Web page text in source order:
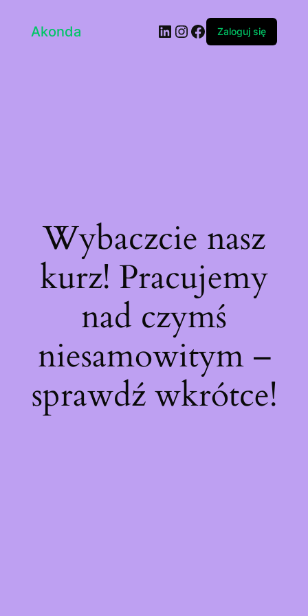
Akonda LinkedIn
Instagram
Facebook
Zaloguj się
Wybaczcie nasz
kurz! Pracujemy
nad czymś
niesamowitym –
sprawdź wkrótce!